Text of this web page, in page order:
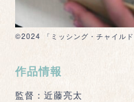
©2024 「ミッシング・チャイル
作品情報
監督：近藤亮太